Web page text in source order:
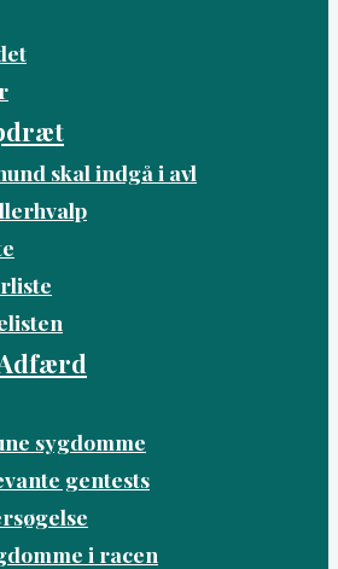
skal indgå i avl
sygdomme
gentests
i racen